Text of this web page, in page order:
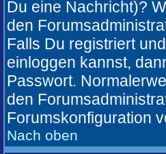
Du eine Nachricht)?
den
Falls Du registriert
einloggen kannst,
Passwort.
den
Forumskonfiguration
Nach oben